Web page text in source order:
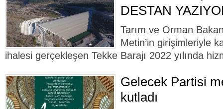
DESTAN
Tarım ve Orman
Metin’in girişimleriyle
ihalesi gerçekleşen Tekke Barajı 2022 yılında
Gelecek Partisi
kutladı